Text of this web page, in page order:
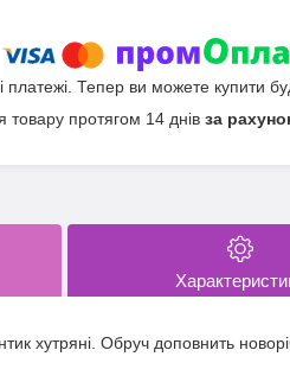
платежі. Тепер ви можете купити
товару протягом 14 днів за
хутряні. Обруч доповнить